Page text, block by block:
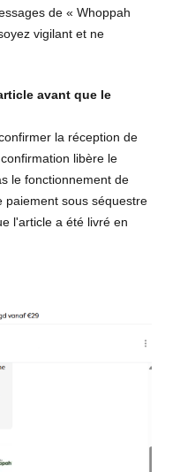
de « Whoppah
vigilant et ne
avant que le
la réception de
libère le
le fonctionnement de
paiement sous séquestre
l'article a été livré en